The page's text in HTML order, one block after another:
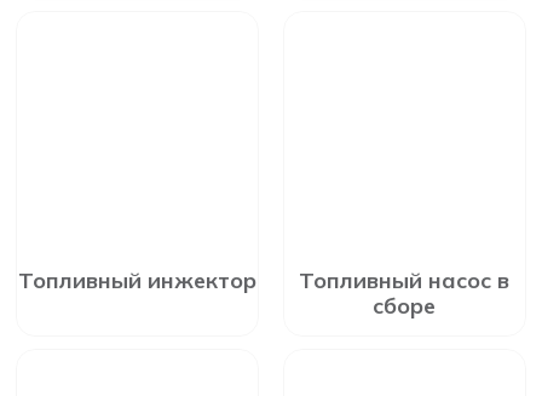
Топливный инжектор
Топливный насос в
сборе